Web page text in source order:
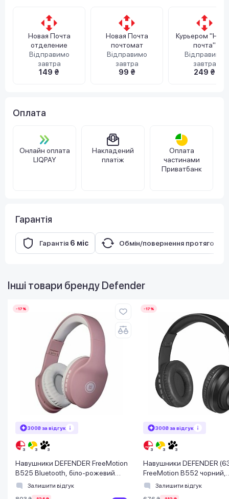
Новая Почта
отделение
Відправимо
завтра
149 ₴
Новая Почта
почтомат
Відправимо
завтра
99 ₴
Курьером
почта"
Відправимо
завтра
249 ₴
Оплата
Онлайн оплата
LIQPAY
Накладений
платіж
Оплата
частинами
Приватбанк
Гарантія
Гарантія 6 міс Обмін/повернення протягом
Інші товари бренду Defender
-17%
300₴ за відгук
Навушники DEFENDER FreeMotion
B525 Bluetooth, біло-рожевий
(63528)Залишити відгук
-17%
300₴ за відгук
Навушники DEFENDER
FreeMotion B552 чорний,
Bluetooth
Залишити відгук